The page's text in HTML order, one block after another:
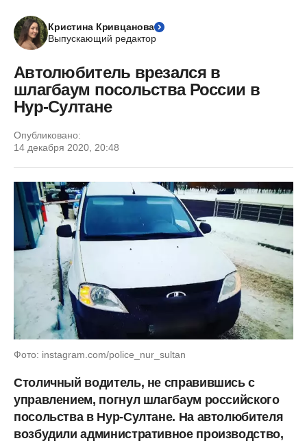
Кристина Кривцанова
Выпускающий редактор
Автолюбитель врезался в
шлагбаум посольства России в
Нур-Султане
Опубликовано:
14 декабря 2020, 20:48
Фото: instagram.com/police_nur_sultan
Столичный водитель, не справившись с
управлением, погнул шлагбаум российского
посольства в Нур-Султане. На автолюбителя
возбудили административное производство,